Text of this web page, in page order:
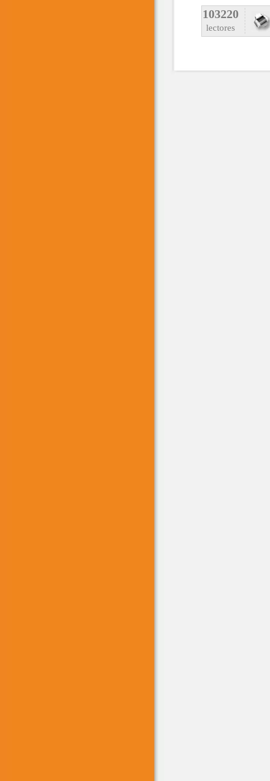
103220
lectores